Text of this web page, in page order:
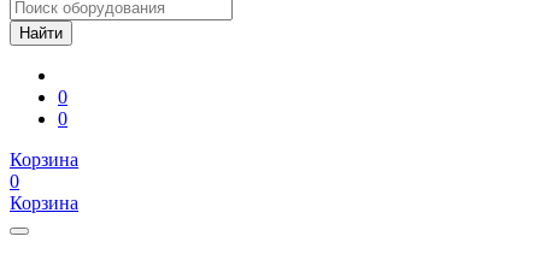
0
0
Корзина
0
Корзина